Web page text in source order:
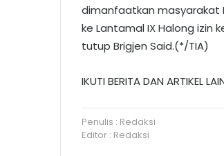
dimanfaatkan masyarakat
ke Lantamal IX Halong izin
tutup Brigjen Said.(*/TIA)
IKUTI BERITA DAN ARTIKEL
Penulis : Redaksi
Editor : Redaksi